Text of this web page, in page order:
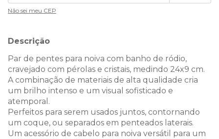
Não sei meu CEP
Descrição
Par de pentes para noiva com banho de ródio,
cravejado com pérolas e cristais, medindo 24x9 cm.
A combinação de materiais de alta qualidade cria
um brilho intenso e um visual sofisticado e
atemporal.
Perfeitos para serem usados juntos, contornando
um coque, ou separados em penteados laterais.
Um acessório de cabelo para noiva versátil para um